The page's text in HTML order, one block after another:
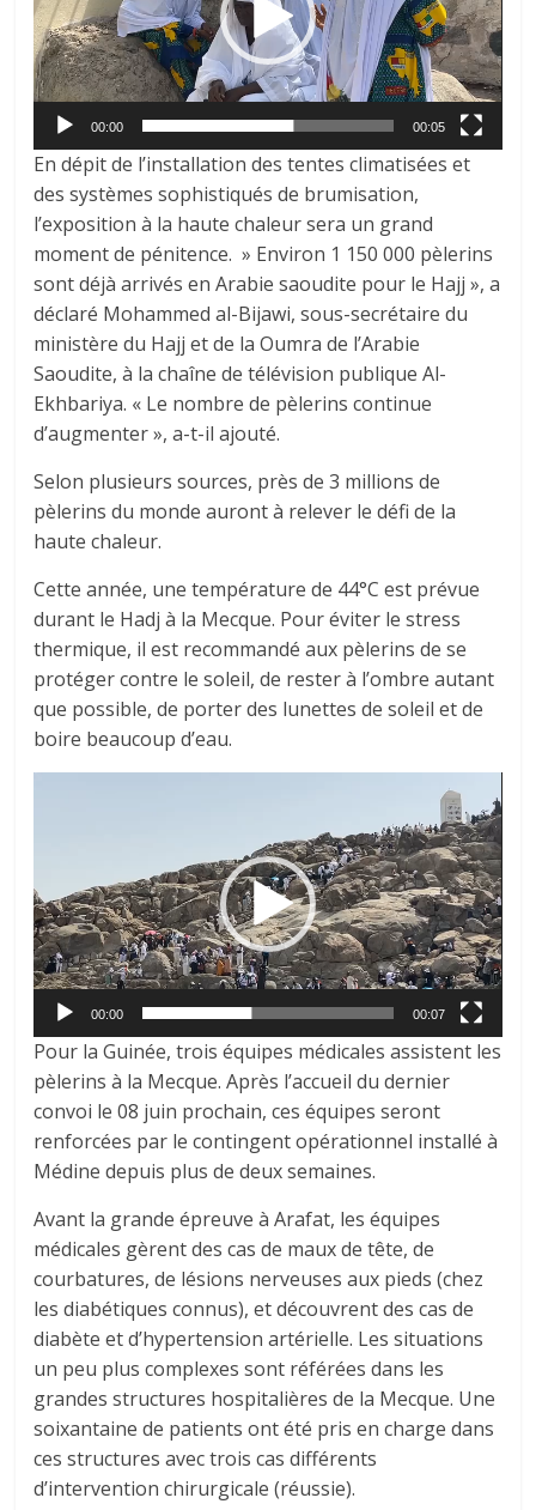
00:00 00:05
En dépit de l’installation des tentes climatisées et
des systèmes sophistiqués de brumisation,
l’exposition à la haute chaleur sera un grand
moment de pénitence. » Environ 1 150 000 pèlerins
sont déjà arrivés en Arabie saoudite pour le Hajj », a
déclaré Mohammed al-Bijawi, sous-secrétaire du
ministère du Hajj et de la Oumra de l’Arabie
Saoudite, à la chaîne de télévision publique Al-
Ekhbariya. « Le nombre de pèlerins continue
d’augmenter », a-t-il ajouté.
Selon plusieurs sources, près de 3 millions de
pèlerins du monde auront à relever le défi de la
haute chaleur.
Cette année, une température de 44°C est prévue
durant le Hadj à la Mecque. Pour éviter le stress
thermique, il est recommandé aux pèlerins de se
protéger contre le soleil, de rester à l’ombre autant
que possible, de porter des lunettes de soleil et de
boire beaucoup d’eau.
00:00 00:07
Pour la Guinée, trois équipes médicales assistent les
pèlerins à la Mecque. Après l’accueil du dernier
convoi le 08 juin prochain, ces équipes seront
renforcées par le contingent opérationnel installé à
Médine depuis plus de deux semaines.
Avant la grande épreuve à Arafat, les équipes
médicales gèrent des cas de maux de tête, de
courbatures, de lésions nerveuses aux pieds (chez
les diabétiques connus), et découvrent des cas de
diabète et d’hypertension artérielle. Les situations
un peu plus complexes sont référées dans les
grandes structures hospitalières de la Mecque. Une
soixantaine de patients ont été pris en charge dans
ces structures avec trois cas différents
d’intervention chirurgicale (réussie).